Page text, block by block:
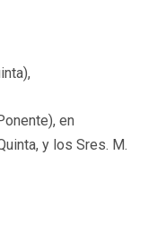
en
y los Sres. M.